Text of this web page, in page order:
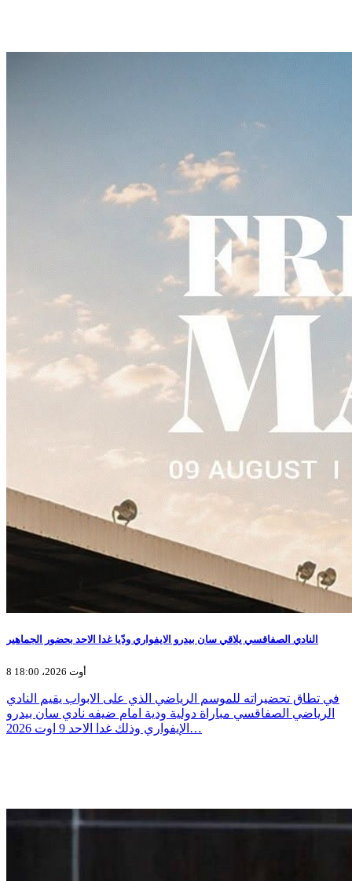
النادي الصفاقسي يلاقي سان بيدرو الايفواري ودّيا غدا الاحد بحضور الجماهير
8 أوت 2026، 18:00
في تطاق تحضيراته للموسم الرياضي الذي على الابواب يقيم النادي
الرياضي الصفاقسي مباراة دولية ودية امام ضيفه نادي سان بيدرو
الإيفواري وذلك غدا الاحد 9 اوت 2026…